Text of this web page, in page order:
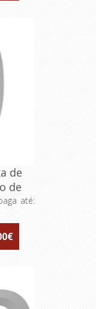
de
de
até: